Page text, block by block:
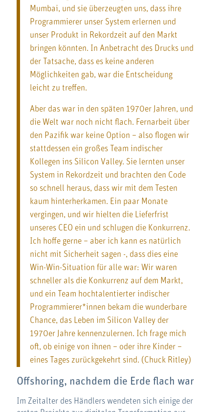
Mumbai, und sie überzeugten uns, dass ihre
Programmierer unser System erlernen und
unser Produkt in Rekordzeit auf den Markt
bringen könnten. In Anbetracht des Drucks und
der Tatsache, dass es keine anderen
Möglichkeiten gab, war die Entscheidung
leicht zu treffen.
Aber das war in den späten 1970er Jahren, und
die Welt war noch nicht flach. Fernarbeit über
den Pazifik war keine Option – also flogen wir
stattdessen ein großes Team indischer
Kollegen ins Silicon Valley. Sie lernten unser
System in Rekordzeit und brachten den Code
so schnell heraus, dass wir mit dem Testen
kaum hinterherkamen. Ein paar Monate
vergingen, und wir hielten die Lieferfrist
unseres CEO ein und schlugen die Konkurrenz.
Ich hoffe gerne – aber ich kann es natürlich
nicht mit Sicherheit sagen -, dass dies eine
Win-Win-Situation für alle war: Wir waren
schneller als die Konkurrenz auf dem Markt,
und ein Team hochtalentierter indischer
Programmierer*innen bekam die wunderbare
Chance, das Leben im Silicon Valley der
1970er Jahre kennenzulernen. Ich frage mich
oft, ob einige von ihnen – oder ihre Kinder –
eines Tages zurückgekehrt sind. (Chuck Ritley)
Offshoring, nachdem die Erde flach war
Im Zeitalter des Händlers wendeten sich einige der